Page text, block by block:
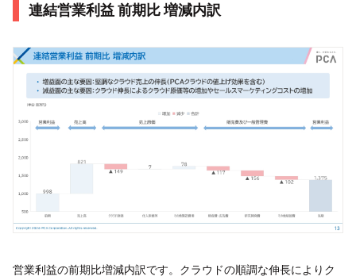
連結営業利益 前期比 増減内訳
営業利益の前期比増減内訳です。クラウドの順調な伸長によりク